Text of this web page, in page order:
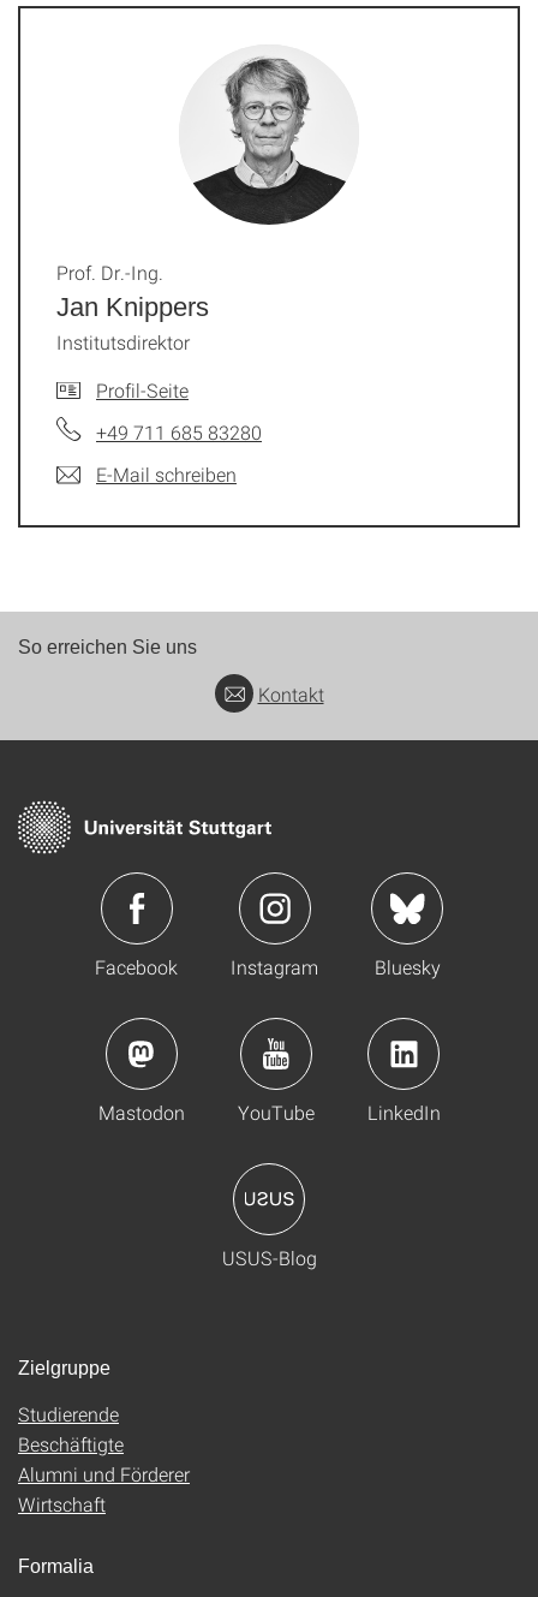
Jan Knippers
Prof. Dr.-Ing.
Institutsdirektor
Profil-Seite
+49 711 685 83280
E-Mail schreiben
So erreichen Sie uns
Kontakt
Facebook Instagram Bluesky
Mastodon YouTube LinkedIn
USUS-Blog
Zielgruppe
Studierende
Beschäftigte
Alumni und Förderer
Wirtschaft
Formalia